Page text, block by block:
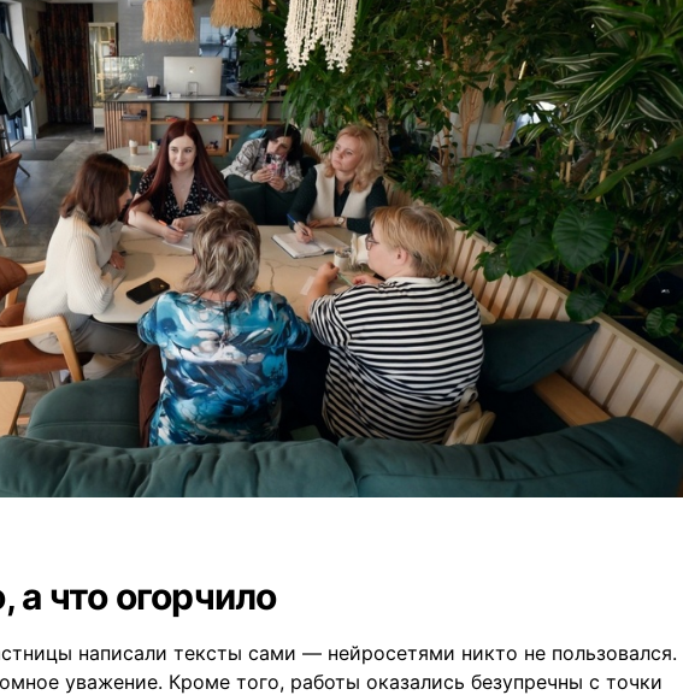
а что огорчило
написали тексты сами — нейросетями никто не пользовался.
уважение. Кроме того, работы оказались безупречны с точки